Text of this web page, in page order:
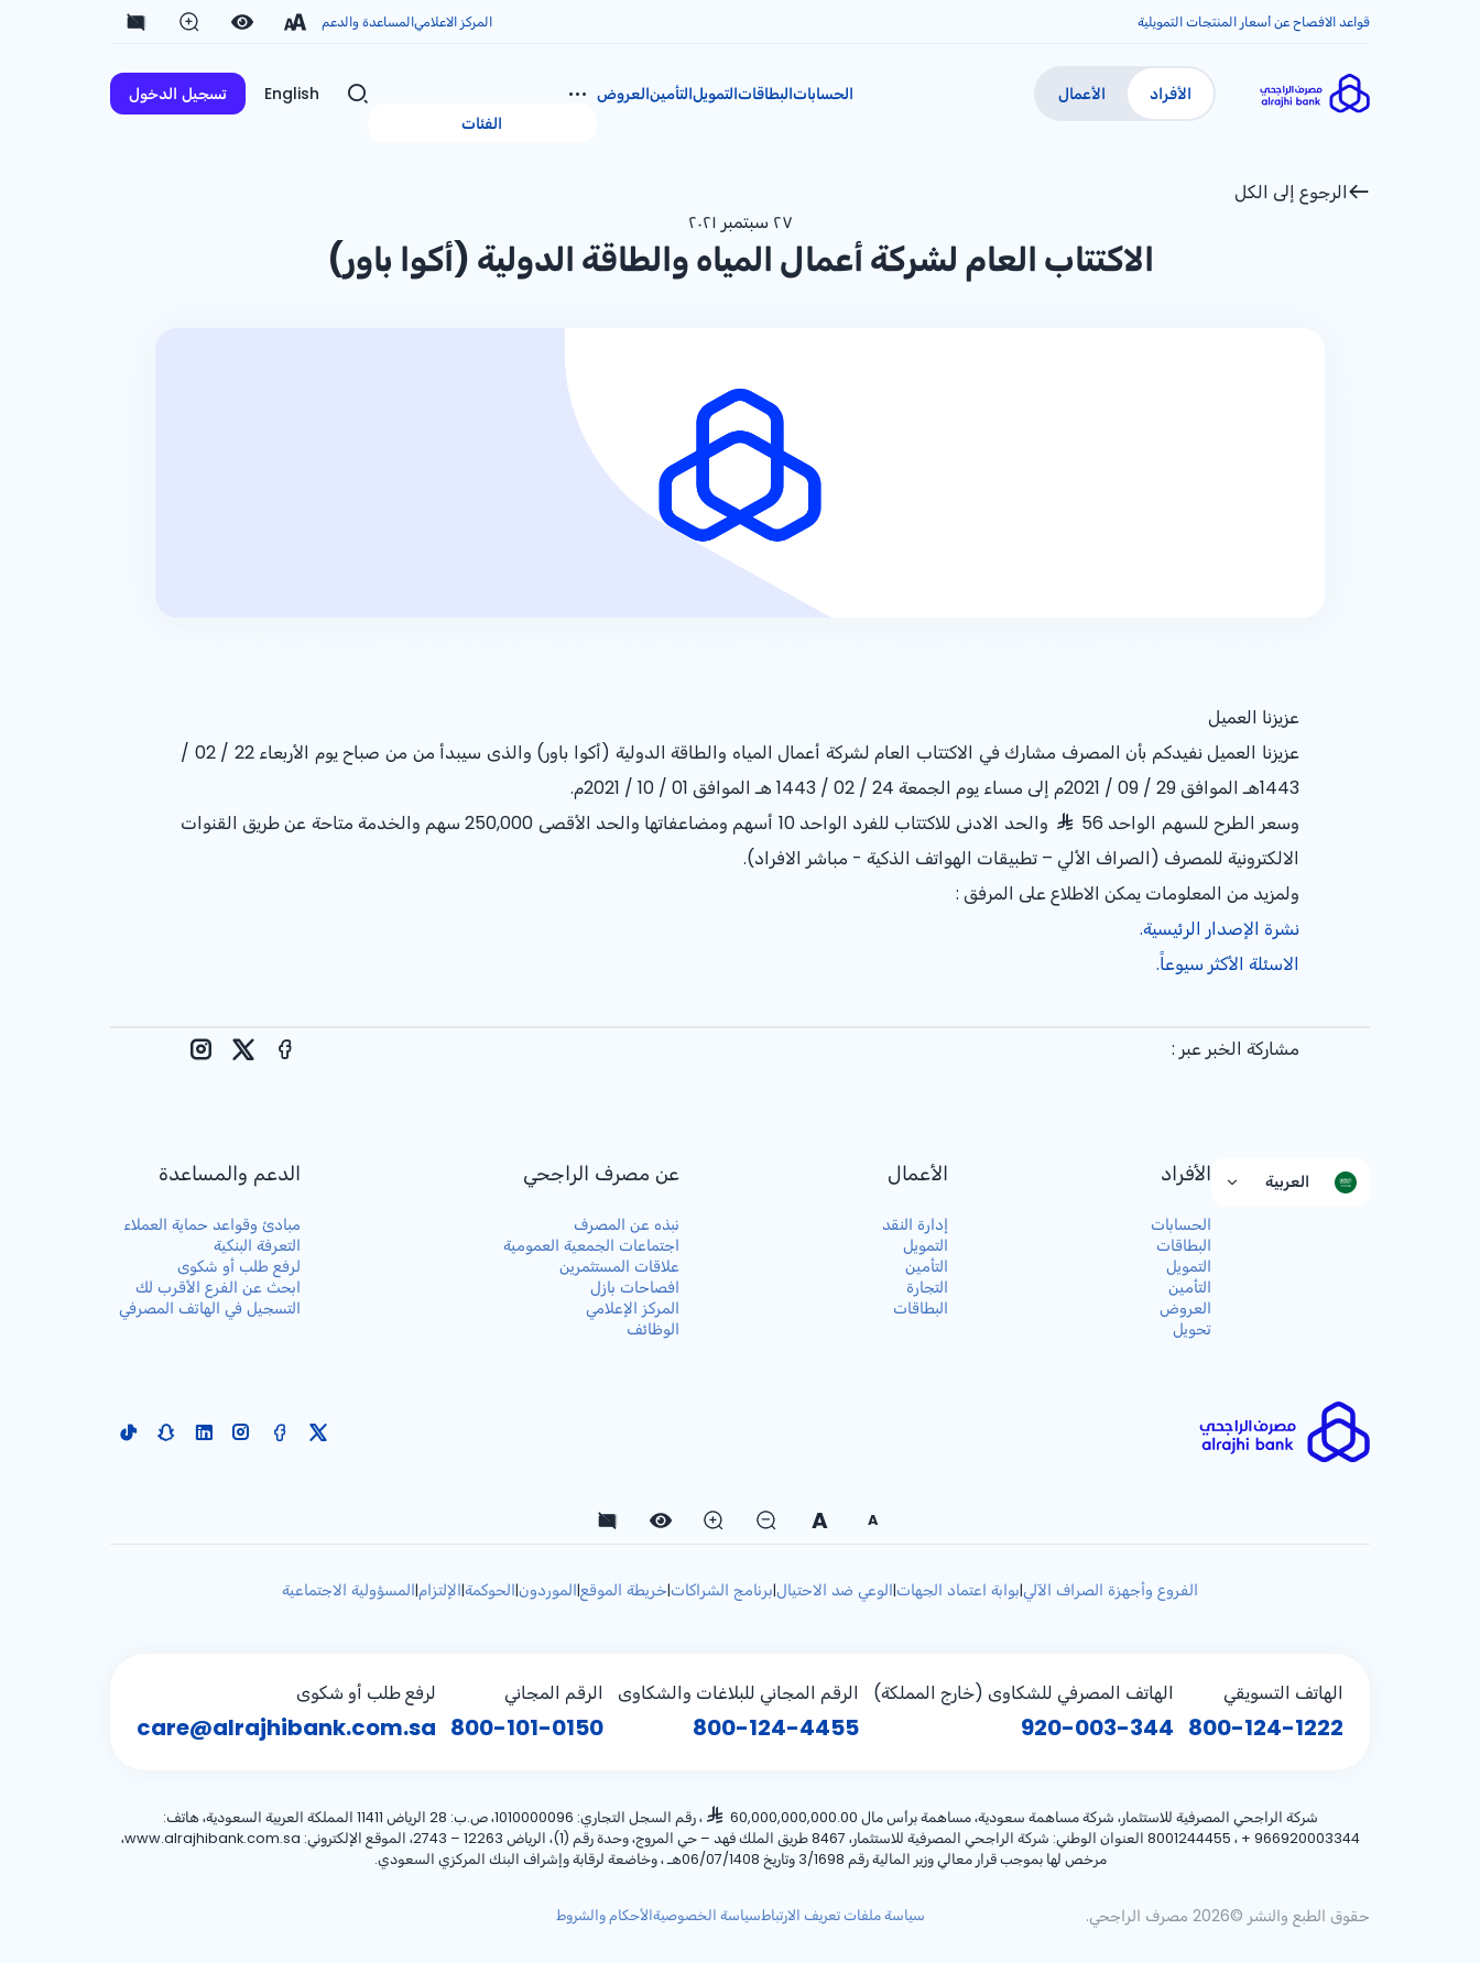
قواعد الافصاح عن أسعار المنتجات التمويلية المركز الاعلاميالمساعدة والدعم
الأفراد الأعمال الحساباتالبطاقاتالتمويلالتأمينالعروض
الفئات
English تسجيل الدخول
الرجوع إلى الكل
٢٧ سبتمبر ٢٠٢١
الاكتتاب العام لشركة أعمال المياه والطاقة الدولية (أكوا باور)
عزيزنا العميل
عزيزنا العميل نفيدكم بأن المصرف مشارك في الاكتتاب العام لشركة أعمال المياه والطاقة الدولية (أكوا باور) والذى سيبدأ من من صباح يوم الأربعاء 22 / 02 /
1443هـ الموافق 29 / 09 / 2021م إلى مساء يوم الجمعة 24 / 02 / 1443 هـ الموافق 01 / 10 / 2021م.
وسعر الطرح للسهم الواحد 56
والحد الادنى للاكتتاب للفرد الواحد 10 أسهم ومضاعفاتها والحد الأقصى 250,000 سهم والخدمة متاحة عن طريق القنوات
الالكترونية للمصرف (الصراف الألي – تطبيقات الهواتف الذكية - مباشر الافراد).
ولمزيد من المعلومات يمكن الاطلاع على المرفق :
نشرة الإصدار الرئيسية.
الاسئلة الأكثر سيوعاً.
مشاركة الخبر عبر : Facebook
X
Instagram
العربية الأفراد
الحسابات
البطاقات
التمويل
التأمين
العروض
تحويل
الأعمال
إدارة النقد
التمويل
التأمين
التجارة
البطاقات
عن مصرف الراجحي
نبذه عن المصرف
اجتماعات الجمعية العمومية
علاقات المستثمرين
افصاحات بازل
المركز الإعلامي
الوظائف
الدعم والمساعدة
مبادئ وقواعد حماية العملاء
التعرفة البنكية
لرفع طلب أو شكوى
ابحث عن الفرع الأقرب لك
التسجيل في الهاتف المصرفي
A
A
الفروع وأجهزة الصراف الآلي|بوابة اعتماد الجهات|الوعي ضد الاحتيال|برنامج الشراكات|خريطة الموقع|الموردون|الحوكمة|الإلتزام|المسؤولية الاجتماعية
الهاتف التسويقي
800-124-1222
الهاتف المصرفي للشكاوى (خارج المملكة)
920-003-344
الرقم المجاني للبلاغات والشكاوى
800-124-4455
الرقم المجاني
800-101-0150
لرفع طلب أو شكوى
care@alrajhibank.com.sa
شركة الراجحي المصرفية للاستثمار، شركة مساهمة سعودية، مساهمة برأس مال 60,000,000,000.00
، رقم السجل التجاري: 1010000096، ص.ب: 28 الرياض 11411 المملكة العربية السعودية، هاتف:
+ 966920003344
، 8001244455 العنوان الوطني: شركة الراجحي المصرفية للاستثمار، 8467 طريق الملك فهد – حي المروج، وحدة رقم (1)، الرياض 12263 – 2743، الموقع الإلكتروني: www.alrajhibank.com.sa،
مرخص لها بموجب قرار معالي وزير المالية رقم 3/1698 وتاريخ 06/07/1408هـ ، وخاضعة لرقابة وإشراف البنك المركزي السعودي.
حقوق الطبع والنشر ©2026 مصرف الراجحي. سياسة ملفات تعريف الارتباطسياسة الخصوصيةالأحكام والشروط